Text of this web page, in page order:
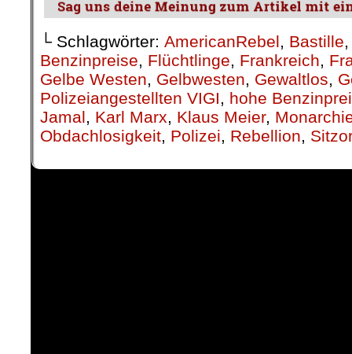
└ Schlagwörter: AmericanRebel, Bastille
Benzinpreise, Flüchtlinge, Frankreich,
Gelbe Westen, Gelbwesten, Gewaltlos,
Polizeiangestellten VIGI, hohe
Jamal, Karl Marx, Klaus Meier,
Obdachlosigkeit, Polizei, Rebellion,